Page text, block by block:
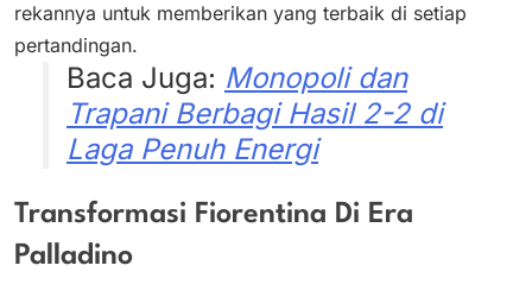
rekannya untuk memberikan yang terbaik di setiap
pertandingan.
Baca Juga: Monopoli dan
Trapani Berbagi Hasil 2-2 di
Laga Penuh Energi
Transformasi Fiorentina Di Era
Palladino